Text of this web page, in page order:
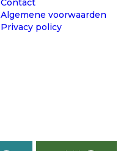
Contact
Algemene voorwaarden
Privacy policy